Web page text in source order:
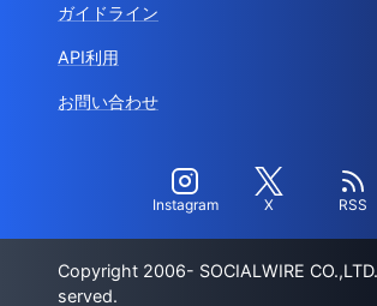
ガイドライン
API利用
お問い合わせ
Instagram X RSS
Copyright 2006- SOCIALWIRE
served.